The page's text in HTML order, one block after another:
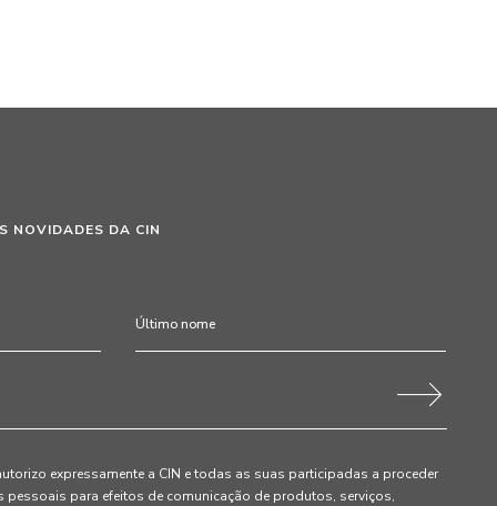
NOVIDADES DA CIN
expressamente a CIN e todas as suas participadas a proceder
para efeitos de comunicação de produtos, serviços,